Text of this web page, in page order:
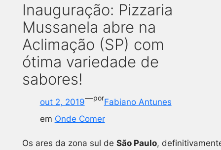
Inauguração: Pizzaria
Mussanela abre na
Aclimação (SP) com
ótima variedade de
sabores!
out 2, 2019—porFabiano Antunes
em Onde Comer
Os ares da zona sul de São Paulo,